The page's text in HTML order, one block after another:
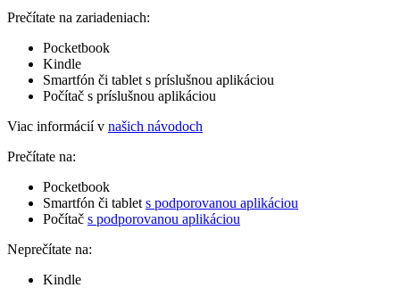
Prečítate na zariadeniach:
Pocketbook
Kindle
Smartfón či tablet s príslušnou aplikáciou
Počítač s príslušnou aplikáciou
Viac informácií v našich návodoch
Prečítate na:
Pocketbook
Smartfón či tablet s podporovanou aplikáciou
Počítač s podporovanou aplikáciou
Neprečítate na:
Kindle